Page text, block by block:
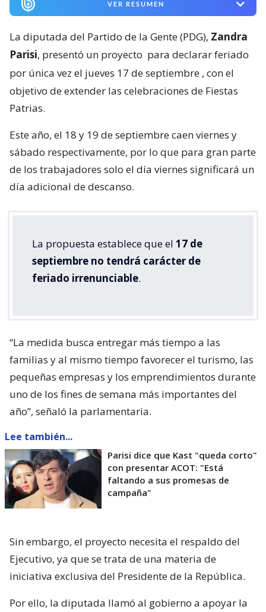
VER RESUMEN
La diputada del Partido de la Gente (PDG), Zandra
Parisi, presentó un proyecto para declarar feriado
por única vez el jueves 17 de septiembre , con el
objetivo de extender las celebraciones de Fiestas
Patrias.
Este año, el 18 y 19 de septiembre caen viernes y
sábado respectivamente, por lo que para gran parte
de los trabajadores solo el día viernes significará un
día adicional de descanso.
La propuesta establece que el 17 de
septiembre no tendrá carácter de
feriado irrenunciable.
“La medida busca entregar más tiempo a las
familias y al mismo tiempo favorecer el turismo, las
pequeñas empresas y los emprendimientos durante
uno de los fines de semana más importantes del
año”, señaló la parlamentaria.
Lee también...
Parisi dice que Kast "queda corto"
con presentar ACOT: "Está
faltando a sus promesas de
campaña"
Sin embargo, el proyecto necesita el respaldo del
Ejecutivo, ya que se trata de una materia de
iniciativa exclusiva del Presidente de la República.
Por ello, la diputada llamó al gobierno a apoyar la